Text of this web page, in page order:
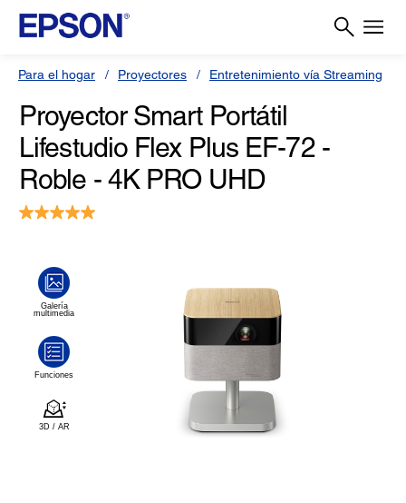
Para el hogar Proyectores Entretenimiento vía Streaming
Proyector Smart Portátil
Lifestudio Flex Plus EF-72 -
Roble - 4K PRO UHD